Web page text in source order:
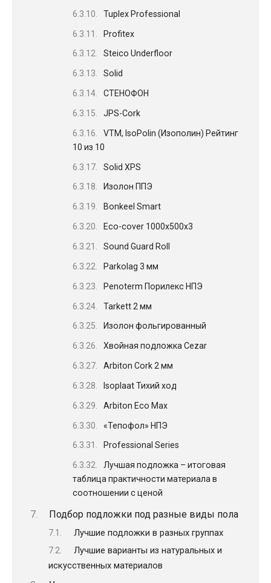
Tuplex Professional
Profitex
Steico Underfloor
Solid
СТЕНОФОН
JPS-Cork
VTM, IsoPolin (Изополин) Рейтинг
10 из 10
Solid XPS
Изолон ППЭ
Bonkeel Smart
Eco-cover 1000х500х3
Sound Guard Roll
Parkolag 3 мм
Penoterm Порилекс НПЭ
Tarkett 2 мм
Изолон фольгированный
Хвойная подложка Cezar
Arbiton Cork 2 мм
Isoplaat Тихий ход
Arbiton Eco Max
«Тепофол» НПЭ
Professional Series
Лучшая подложка – итоговая
таблица практичности материала в
соотношении с ценой
Подбор подложки под разные виды пола
Лучшие подложки в разных группах
Лучшие варианты из натуральных и
искусственных материалов